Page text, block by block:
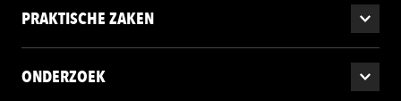
PRAKTISCHE ZAKEN
ONDERZOEK